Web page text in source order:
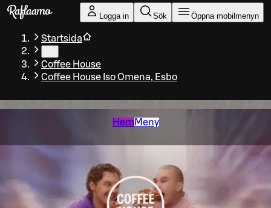
Gå till huvudinnehållet
Logga in Sök Öppna mobilmenyn
Startsida
Coffee House
Coffee House Iso Omena, Esbo
Hem Meny